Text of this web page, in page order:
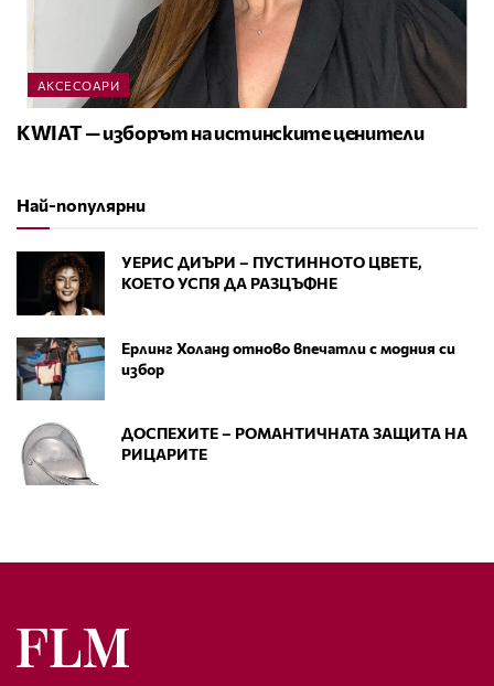
АКСЕСОАРИ
KWIAT — изборът на истинските ценители
Най-популярни
УЕРИС ДИЪРИ – ПУСТИННОТО ЦВЕТЕ,
КОЕТО УСПЯ ДА РАЗЦЪФНЕ
Ерлинг Холанд отново впечатли с модния си
избор
ДОСПЕХИТЕ – РОМАНТИЧНАТА ЗАЩИТА НА
РИЦАРИТЕ